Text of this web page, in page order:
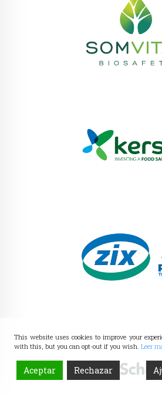
This website uses cookies to improve your
with this, but you can opt-out if you wish. Leer
Aceptar Rechazar